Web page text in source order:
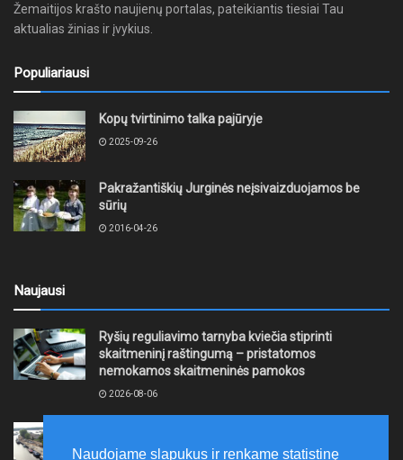
Žemaitijos krašto naujienų portalas, pateikiantis tiesiai Tau
aktualias žinias ir įvykius.
Populiariausi
Kopų tvirtinimo talka pajūryje
2025-09-26
Pakražantiškių Jurginės neįsivaizduojamos be
sūrių
2016-04-26
Naujausi
Ryšių reguliavimo tarnyba kviečia stiprinti
skaitmeninį raštingumą – pristatomos
nemokamos skaitmeninės pamokos
2026-08-06
Klaipėdoje juda į priekį
Naudojame slapukus ir renkame statistinę